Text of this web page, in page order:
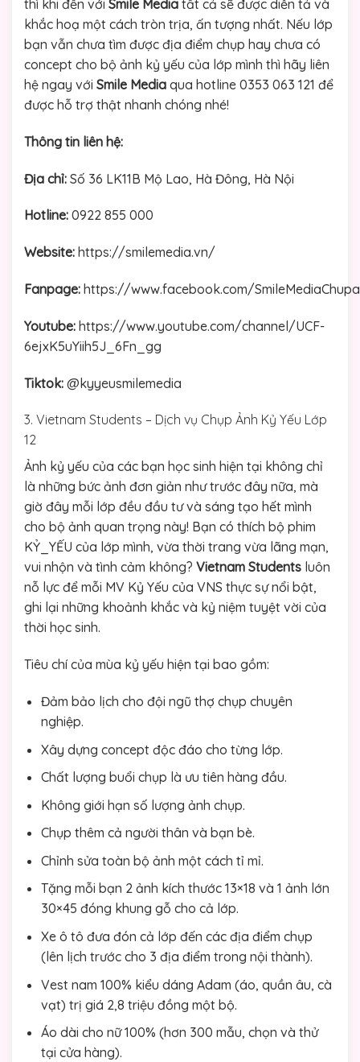
thì khi đến với Smile Media tất cả sẽ được diễn tả và
khắc hoạ một cách tròn trịa, ấn tượng nhất. Nếu lớp
bạn vẫn chưa tìm được địa điểm chụp hay chưa có
concept cho bộ ảnh kỷ yếu của lớp mình thì hãy liên
hệ ngay với Smile Media qua hotline 0353 063 121 để
được hỗ trợ thật nhanh chóng nhé!
Thông tin liên hệ:
Địa chỉ: Số 36 LK11B Mộ Lao, Hà Đông, Hà Nội
Hotline: 0922 855 000
Website: https://smilemedia.vn/
Fanpage: https://www.facebook.com/
Youtube: https://www.youtube.com/channel/UCF-
6ejxK5uYiih5J_6Fn_gg
Tiktok: @kyyeusmilemedia
3. Vietnam Students – Dịch vụ Chụp Ảnh Kỷ Yếu Lớp
12
Ảnh kỷ yếu của các bạn học sinh hiện tại không chỉ
là những bức ảnh đơn giản như trước đây nữa, mà
giờ đây mỗi lớp đều đầu tư và sáng tạo hết mình
cho bộ ảnh quan trọng này! Bạn có thích bộ phim
KỶ_YẾU của lớp mình, vừa thời trang vừa lãng mạn,
vui nhộn và tình cảm không? Vietnam Students luôn
nỗ lực để mỗi MV Kỷ Yếu của VNS thực sự nổi bật,
ghi lại những khoảnh khắc và kỷ niệm tuyệt vời của
thời học sinh.
Tiêu chí của mùa kỷ yếu hiện tại bao gồm:
Đảm bảo lịch cho đội ngũ thợ chụp chuyên
nghiệp.
Xây dựng concept độc đáo cho từng lớp.
Chất lượng buổi chụp là ưu tiên hàng đầu.
Không giới hạn số lượng ảnh chụp.
Chụp thêm cả người thân và bạn bè.
Chỉnh sửa toàn bộ ảnh một cách tỉ mỉ.
Tặng mỗi bạn 2 ảnh kích thước 13×18 và 1 ảnh lớn
30×45 đóng khung gỗ cho cả lớp.
Xe ô tô đưa đón cả lớp đến các địa điểm chụp
(lên lịch trước cho 3 địa điểm trong nội thành).
Vest nam 100% kiểu dáng Adam (áo, quần âu, cà
vạt) trị giá 2,8 triệu đồng một bộ.
Áo dài cho nữ 100% (hơn 300 mẫu, chọn và thử
tại cửa hàng).